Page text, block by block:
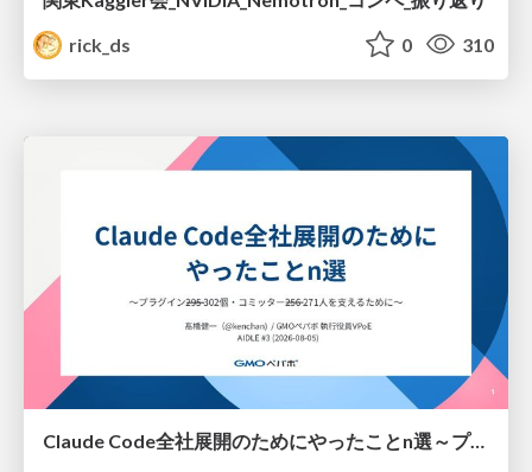
rick_ds
0 310
Claude Code全社展開のためにやったことn選～プラグイン302個・コミッター271人を支えるために～